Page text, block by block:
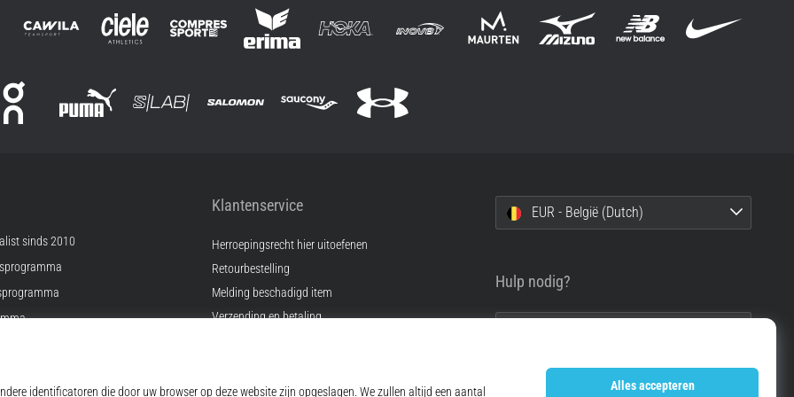
sinds 2010
Klantenservice
Herroepingsrecht hier uitoefenen
Retourbestelling
Melding beschadigd item
Verzending en betaling
FAQ
EUR - België (Dutch)
Hulp nodig?